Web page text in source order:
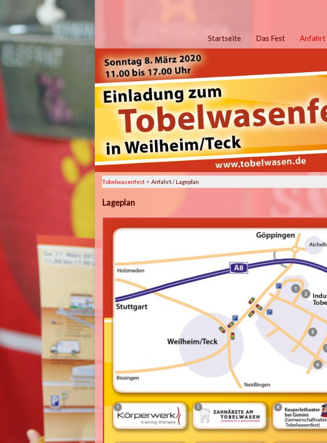
überspringen
Startseite Das Fest Anfahrt
Tobelwasenfest Anfahrt / Lageplan
Lageplan